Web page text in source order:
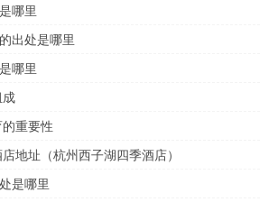
哪里
出处是哪里
哪里
重要性
地址（杭州西子湖四季酒店）
是哪里